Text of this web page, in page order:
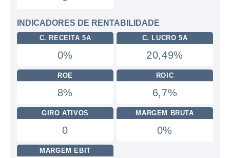
INDICADORES DE RENTABILIDADE
C. RECEITA 5A
0%
C. LUCRO 5A
20,49%
ROE
8%
ROIC
6,7%
GIRO ATIVOS
0
MARGEM BRUTA
0%
MARGEM EBIT